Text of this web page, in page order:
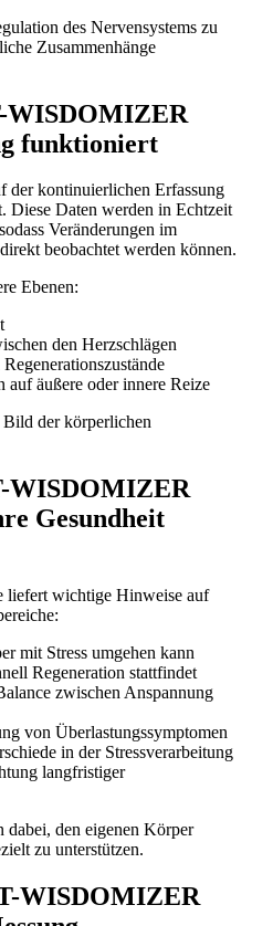
des Nervensystems zu
Zusammenhänge
WISDOMIZER
funktioniert
der kontinuierlichen Erfassung
Diese Daten werden in Echtzeit
Veränderungen im
beobachtet werden können.
Ebenen:
den Herzschlägen
auf äußere oder innere Reize
Bild der körperlichen
WISDOMIZER
Gesundheit
liefert wichtige Hinweise auf
mit Stress umgehen kann
Regeneration stattfindet
zwischen Anspannung
von Überlastungssymptomen
in der Stressverarbeitung
langfristiger
dabei, den eigenen Körper
zu unterstützen.
WISDOMIZER